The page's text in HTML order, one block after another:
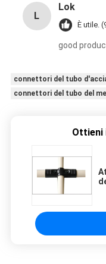
L
Lok
È utile.
good
connettori del tubo
connettori del tubo del
Ottieni